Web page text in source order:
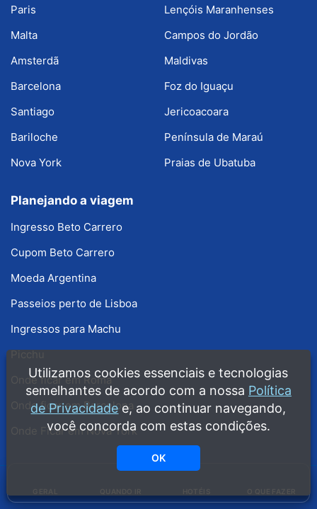
Paris
Malta
Amsterdã
Barcelona
Santiago
Bariloche
Nova York
Lençóis Maranhenses
Campos do Jordão
Maldivas
Foz do Iguaçu
Jericoacoara
Península de Maraú
Praias de Ubatuba
Planejando a viagem
Ingresso Beto Carrero
Cupom Beto Carrero
Moeda Argentina
Passeios perto de Lisboa
Ingressos para Machu
Onde ficar em Roma
Onde ficar em Barcelona
Onde Ficar em Nova York
Utilizamos cookies essenciais e tecnologias
semelhantes de acordo com a nossa Política
de Privacidade e, ao continuar navegando,
você concorda com estas condições.
OK